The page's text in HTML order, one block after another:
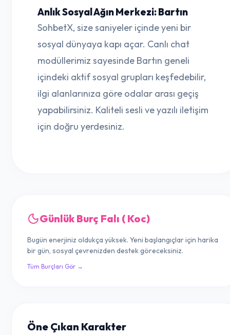
Anlık Sosyal Ağın Merkezi: Bartın
SohbetX, size saniyeler içinde yeni bir
sosyal dünyaya kapı açar. Canlı chat
modüllerimiz sayesinde Bartın geneli
içindeki aktif sosyal grupları keşfedebilir,
ilgi alanlarınıza göre odalar arası geçiş
yapabilirsiniz. Kaliteli sesli ve yazılı iletişim
için doğru yerdesiniz.
Günlük Burç Falı ( Koc)
Bugün enerjiniz oldukça yüksek. Yeni başlangıçlar için harika
bir gün, sosyal çevrenizden destek göreceksiniz.
Tüm Burçları Gör →
Öne Çıkan Karakter